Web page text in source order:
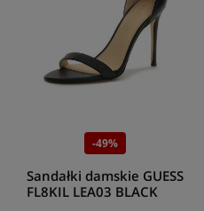
-49%
Sandałki damskie GUESS
FL8KIL LEA03 BLACK